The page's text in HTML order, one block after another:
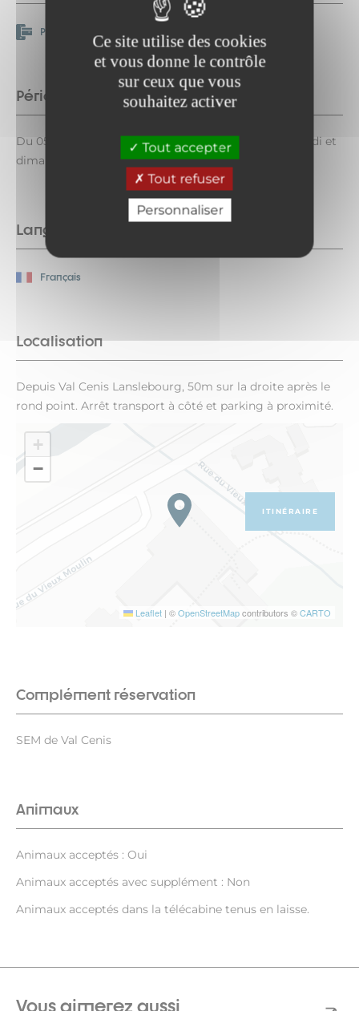
Ce site utilise des cookies
et vous donne le contrôle
sur ceux que vous
souhaitez activer
Tout accepter
Tout refuser
Personnaliser
Paiement en ligne
Période d'ouverture
Du 05/07 au 27/08/2026 le lundi, mardi, mercredi, jeudi et
dimanche de 10h à 16h30.
Langues parlées
Français
Localisation
Depuis Val Cenis Lanslebourg, 50m sur la droite après le
rond point. Arrêt transport à côté et parking à proximité.
+
−
Leaflet | ©OpenStreetMapcontributors ©CARTO
ITINÉRAIRE
Complément réservation
SEM de Val Cenis
Animaux
Animaux acceptés : Oui
Animaux acceptés avec supplément : Non
Animaux acceptés dans la télécabine tenus en laisse.
Vous aimerez aussi